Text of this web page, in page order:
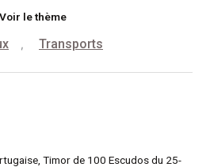
Voir le thème
, Transports
Timor de 100 Escudos du 25-